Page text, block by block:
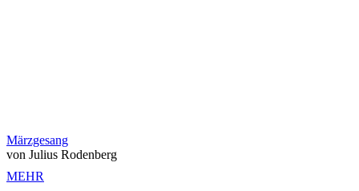
Märzgesang
von Julius Rodenberg
MEHR